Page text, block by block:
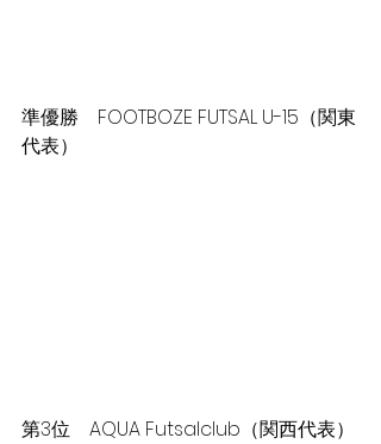
準優勝 FOOTBOZE FUTSAL U-15 （関東
代表）
第3位 AQUA Futsalclub （関西代表）